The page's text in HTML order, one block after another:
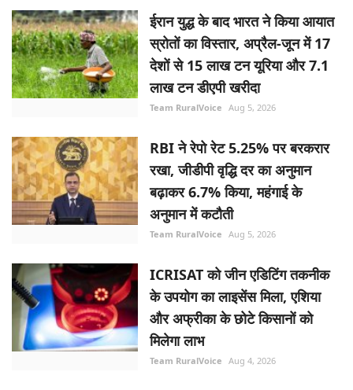
ईरान युद्ध के बाद भारत ने किया आयात
स्रोतों का विस्तार, अप्रैल-जून में 17
देशों से 15 लाख टन यूरिया और 7.1
लाख टन डीएपी खरीदा
Team RuralVoice Aug 5, 2026
RBI ने रेपो रेट 5.25% पर बरकरार
रखा, जीडीपी वृद्धि दर का अनुमान
बढ़ाकर 6.7% किया, महंगाई के
अनुमान में कटौती
Team RuralVoice Aug 5, 2026
ICRISAT को जीन एडिटिंग तकनीक
के उपयोग का लाइसेंस मिला, एशिया
और अफ्रीका के छोटे किसानों को
मिलेगा लाभ
Team RuralVoice Aug 4, 2026